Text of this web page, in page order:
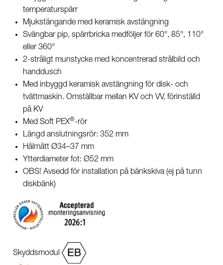
temperaturspärr
Mjukstängande med keramisk avstängning
Svängbar pip, spärrbricka medföljer för 60°, 85°, 110°
eller 360°
2-stråligt munstycke med koncentrerad strålbild och
handdusch
Med inbyggd keramisk avstängning för disk- och
tvättmaskin. Omställbar mellan KV och VV, förinställd
på KV
Med Soft PEX®-rör
Längd anslutningsrör: 352 mm
Hålmått Ø34–37 mm
Ytterdiameter fot: Ø52 mm
OBS! Avsedd för installation på bänkskiva (ej på tunn
diskbänk)
Skyddsmodul